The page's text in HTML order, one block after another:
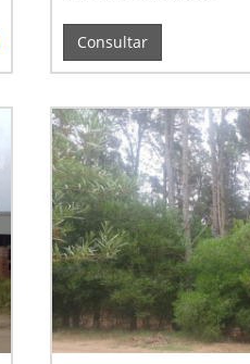
Consultar